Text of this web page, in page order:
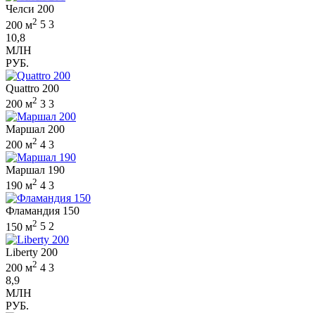
Челси 200
200 м2 5 3
10,8
МЛН
РУБ.
Quattro 200
200 м2 3 3
Маршал 200
200 м2 4 3
Маршал 190
190 м2 4 3
Фламандия 150
150 м2 5 2
Liberty 200
200 м2 4 3
8,9
МЛН
РУБ.